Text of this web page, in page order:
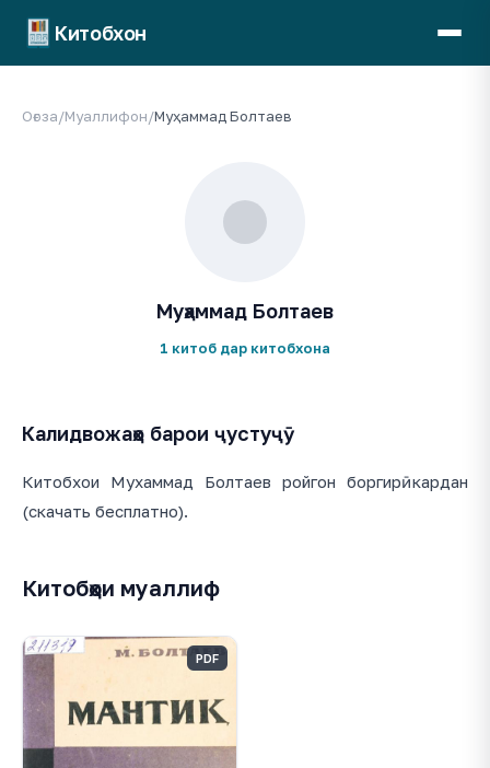
Китобхон
Оғоза/Муаллифон/Муҳаммад Болтаев
Муҳаммад Болтаев
1 китоб дар китобхона
Калидвожаҳо барои ҷустуҷӯ
Китобхои Мухаммад Болтаев ройгон боргирӣ кардан
(скачать бесплатно).
Китобҳои муаллиф
PDF